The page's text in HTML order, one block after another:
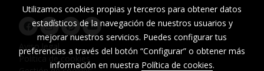
Aviso legal
Política de cookies
Utilizamos cookies propias y terceros para obtener datos
estadísticos de la navegación de nuestros usuarios y
mejorar nuestros servicios. Puedes configurar tus
preferencias a través del botón “Configurar” o obtener más
información en nuestra Política de cookies.